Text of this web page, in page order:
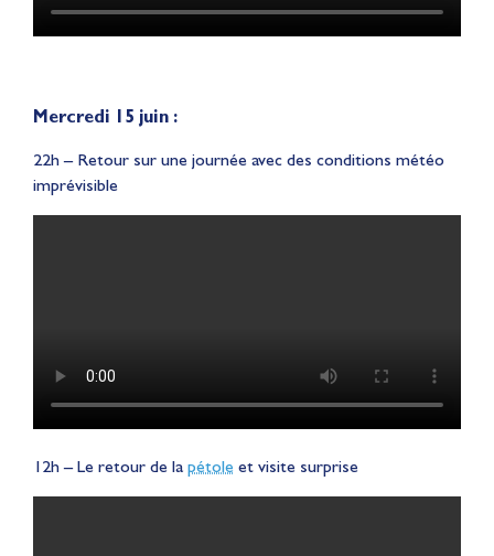
Mercredi 15 juin :
22h – Retour sur une journée avec des conditions météo
imprévisible
12h – Le retour de la pétole et visite surprise